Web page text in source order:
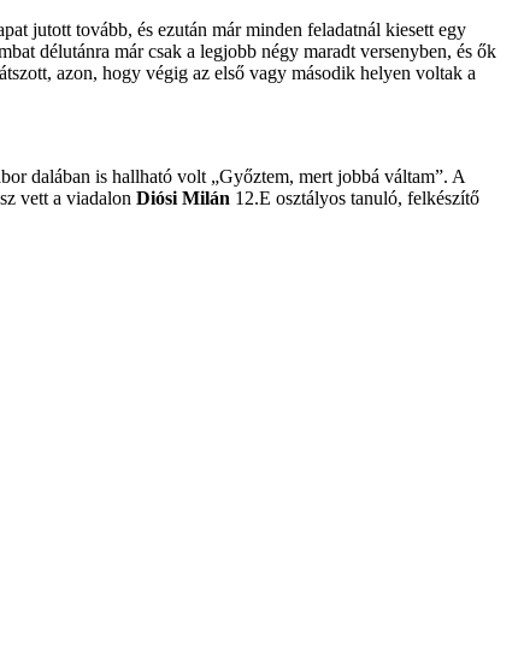
jutott tovább, és ezután már minden feladatnál kiesett egy
délutánra már csak a legjobb négy maradt versenyben, és ők
azon, hogy végig az első vagy második helyen voltak a
dalában is hallható volt „Győztem, mert jobbá váltam”. A
vett a viadalon Diósi Milán 12.E osztályos tanuló, felkészítő